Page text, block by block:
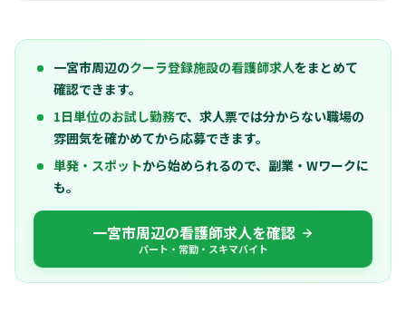
一宮市周辺のクーラ登録施設の看護師求人をまとめて
確認できます。
1日単位のお試し勤務で、求人票では分からない職場の
雰囲気を確かめてから応募できます。
単発・スポットから始められるので、副業・Wワークに
も。
一宮市周辺の看護師求人を確認
パート・常勤・スキマバイト